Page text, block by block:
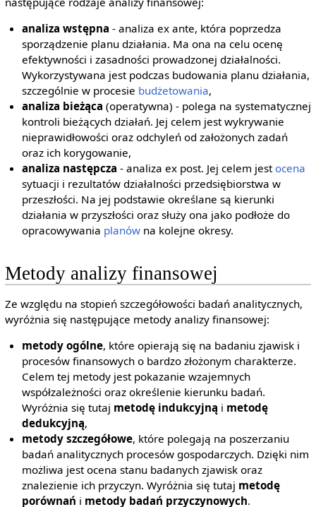
analiza wstępna - analiza ex ante, która poprzedza
sporządzenie planu działania. Ma ona na celu ocenę
efektywności i zasadności prowadzonej działalności.
Wykorzystywana jest podczas budowania planu działania,
szczególnie w procesie budżetowania,
analiza bieżąca (operatywna) - polega na systematycznej
kontroli bieżących działań. Jej celem jest wykrywanie
nieprawidłowości oraz odchyleń od założonych zadań
oraz ich korygowanie,
analiza następcza - analiza ex post. Jej celem jestocena
sytuacji i rezultatów działalności przedsiębiorstwa w
przeszłości. Na jej podstawie określane są kierunki
działania w przyszłości oraz służy ona jako podłoże do
opracowywania planów na kolejne okresy.
Metody analizy finansowej
Ze względu na stopień szczegółowości badań analitycznych,
wyróżnia się następujące metody analizy finansowej:
metody ogólne, które opierają się na badaniu zjawisk i
procesów finansowych o bardzo złożonym charakterze.
Celem tej metody jest pokazanie wzajemnych
współzależności oraz określenie kierunku badań.
Wyróżnia się tutaj metodę indukcyjną i metodę
dedukcyjną,
metody szczegółowe, które polegają na poszerzaniu
badań analitycznych procesów gospodarczych. Dzięki nim
możliwa jest ocena stanu badanych zjawisk oraz
znalezienie ich przyczyn. Wyróżnia się tutaj metodę
porównań i metody badań przyczynowych.